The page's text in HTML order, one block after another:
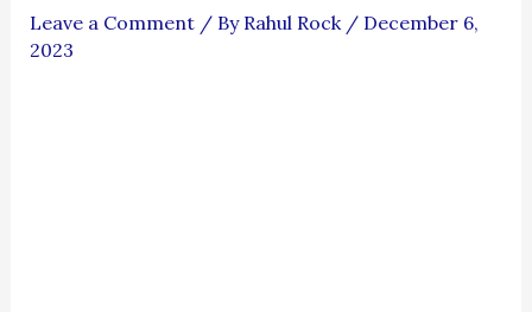
Leave a Comment / By Rahul Rock / December 6,
2023